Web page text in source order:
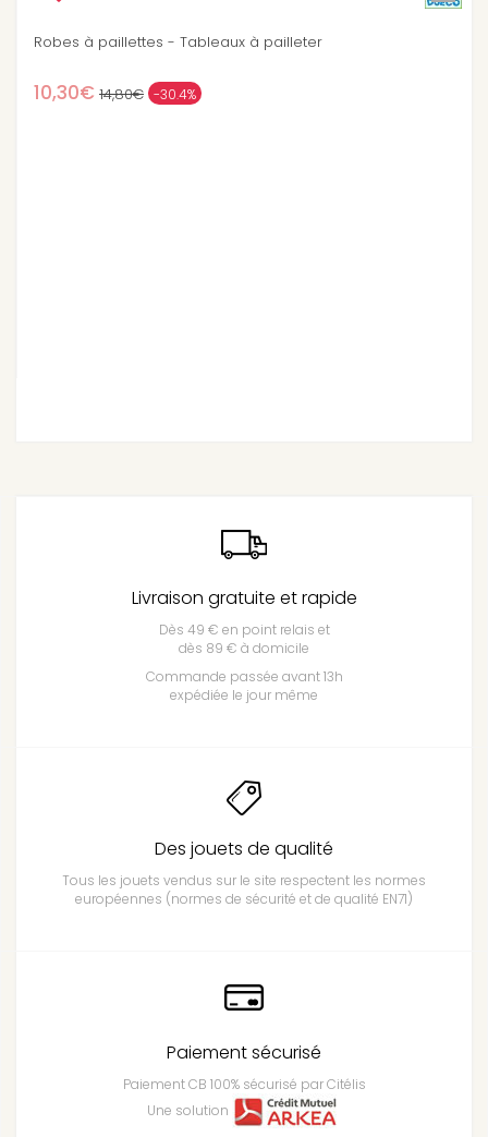
Robes à paillettes - Tableaux à pailleter
10,30€ 14,80€ -30.4%
Livraison gratuite et rapide
Dès 49 € en point relais et
dès 89 € à domicile
Commande passée avant 13h
expédiée le jour même
Des jouets de qualité
Tous les jouets vendus sur le site respectent les normes
européennes (normes de sécurité et de qualité EN71)
Paiement sécurisé
Paiement CB 100% sécurisé par Citélis
Une solution